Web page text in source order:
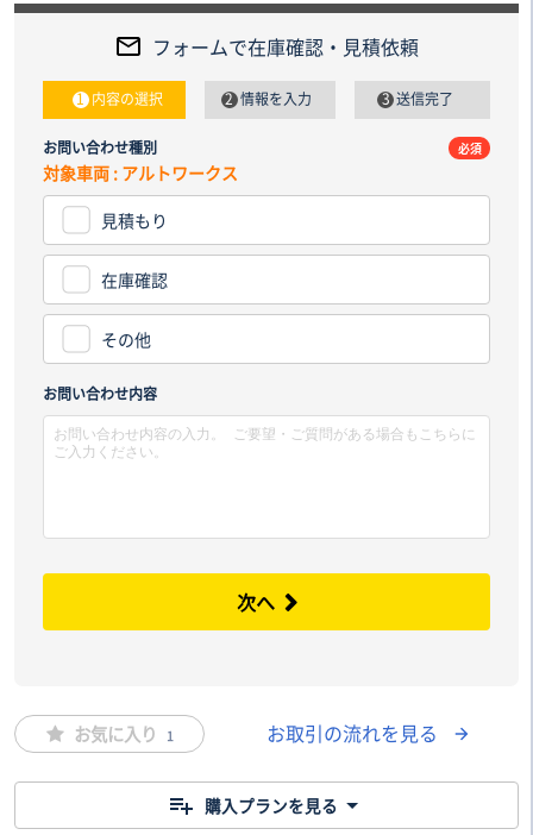
フォームで在庫確認・見積依頼
内容の選択 情報を入力 送信完了
お問い合わせ種別 必須
対象車両 : アルトワークス
見積もり
在庫確認
その他
お問い合わせ内容
次へ
お気に入り 1 お取引の流れを見る
購入プランを見る